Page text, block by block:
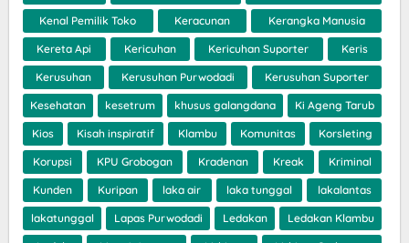
Kenal Pemilik Toko Keracunan Kerangka Manusia
Kereta Api Kericuhan Kericuhan Suporter Keris
Kerusuhan Kerusuhan Purwodadi Kerusuhan Suporter
Kesehatan kesetrum khusus galangdana Ki Ageng Tarub
Kios Kisah inspiratif Klambu Komunitas Korsleting
Korupsi KPU Grobogan Kradenan Kreak Kriminal
Kunden Kuripan laka air laka tunggal lakalantas
lakatunggal Lapas Purwodadi Ledakan Ledakan Klambu